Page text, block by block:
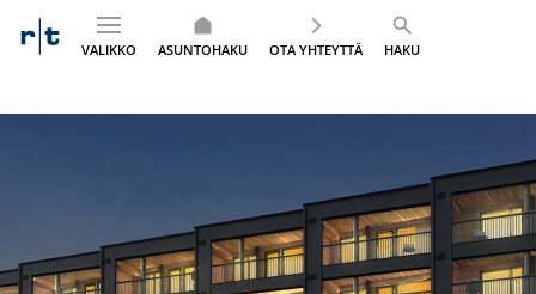
VALIKKO ASUNTOHAKU OTA YHTEYTTÄ HAKU